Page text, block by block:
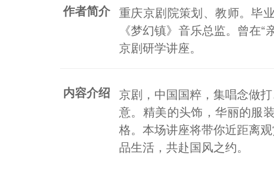
作者简介 重庆京剧院策划、教师。毕
《梦幻镇》音乐总监。曾在
京剧研学讲座。
内容介绍 京剧，中国国粹，集唱念做
意。精美的头饰，华丽的服
格。本场讲座将带你近距离
品生活，共赴国风之约。